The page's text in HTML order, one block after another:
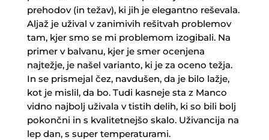
prehodov (in težav), ki jih je elegantno reševala.
Aljaž je užival v zanimivih rešitvah problemov
tam, kjer smo se mi problemom izogibali. Na
primer v balvanu, kjer je smer ocenjena
najtežje, je našel varianto, ki je za oceno težja.
In se prismejal čez, navdušen, da je bilo lažje,
kot je mislil, da bo. Tudi kasneje sta z Manco
vidno najbolj uživala v tistih delih, ki so bili bolj
pokončni in s kvalitetnejšo skalo. Uživancija na
lep dan, s super temperaturami.